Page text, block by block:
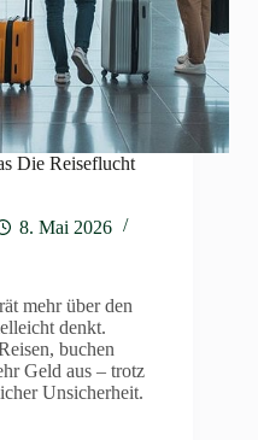
Die Reiseflucht
8. Mai 2026
mehr über den
denkt.
buchen
Geld aus – trotz
Unsicherheit.